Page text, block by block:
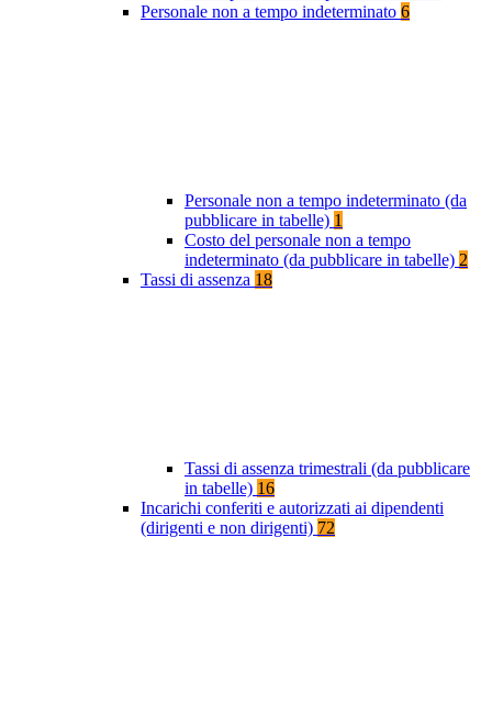
Personale non a tempo indeterminato 6
Personale non a tempo indeterminato (da
pubblicare in tabelle) 1
Costo del personale non a tempo
indeterminato (da pubblicare in tabelle) 2
Tassi di assenza 18
Tassi di assenza trimestrali (da pubblicare
in tabelle) 16
Incarichi conferiti e autorizzati ai dipendenti
(dirigenti e non dirigenti) 72